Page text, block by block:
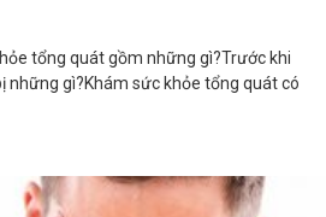
tổng quát gồm những gì?Trước khi
những gì?Khám sức khỏe tổng quát có